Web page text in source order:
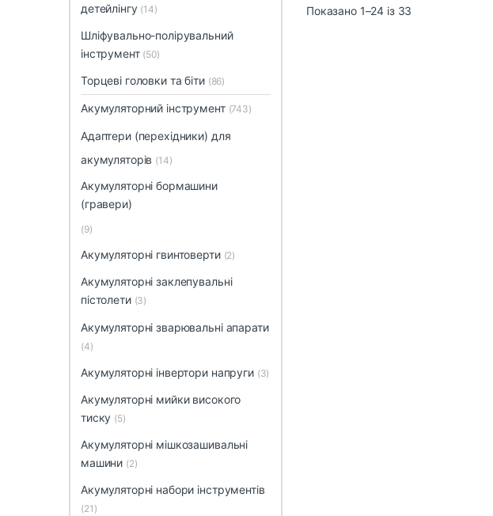
Показано 1–24 із 33
детейлінгу (14)
Шліфувально-полірувальний
інструмент (50)
Торцеві головки та біти (86)
Акумуляторний інструмент (743)
Адаптери (перехідники) для
акумуляторів (14)
Акумуляторні бормашини
(гравери)
(9)
Акумуляторні гвинтоверти (2)
Акумуляторні заклепувальні
пістолети (3)
Акумуляторні зварювальні апарати
(4)
Акумуляторні інвертори напруги (3)
Акумуляторні мийки високого
тиску (5)
Акумуляторні мішкозашивальні
машини (2)
Акумуляторні набори інструментів
(21)